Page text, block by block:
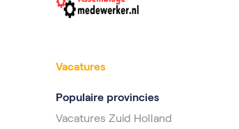
Vacatures
Populaire provincies
Vacatures Zuid Holland